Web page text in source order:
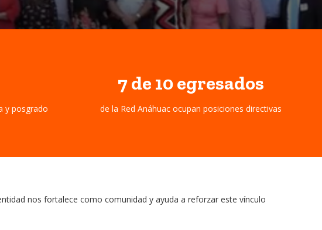
y posgrado
7 de 10egresados
de la Red Anáhuac ocupan posiciones directivas
nos fortalece como comunidad y ayuda a reforzar este vínculo